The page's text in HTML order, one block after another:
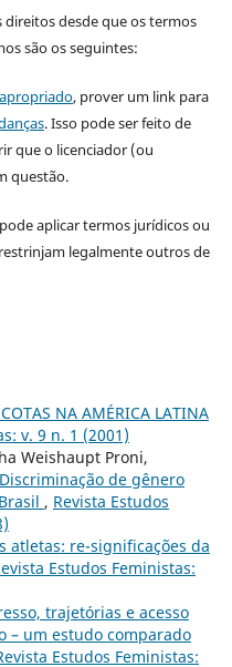
desde que os termos
são os seguintes:
, prover um link para
. Isso pode ser feito de
que o licenciador (ou
questão.
aplicar termos jurídicos ou
legalmente outros de
NA AMÉRICA LATINA
v. 9 n. 1 (2001)
Weishaupt Proni,
Discriminação de gênero
, Revista Estudos
atletas: re-significações da
Estudos Feministas:
trajetórias e acesso
– um estudo comparado
Estudos Feministas: